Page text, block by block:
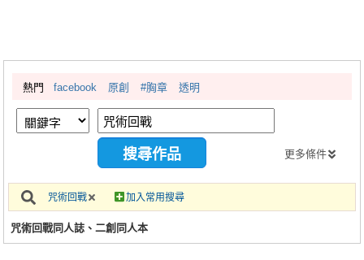
繪圖藝廊
交流中心
攤位轉讓區
會員中心
註冊會員
熱門 facebook 原創 #胸章 透明
更多條件
咒術回戰 加入常用搜尋
咒術回戰同人誌、二創同人本